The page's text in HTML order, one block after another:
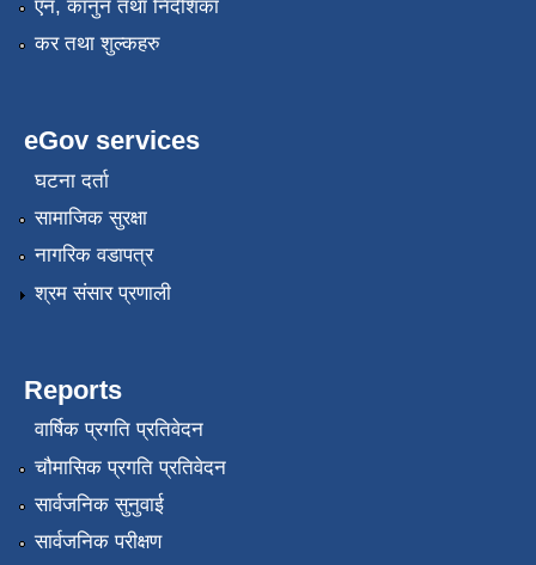
एन, कानुन तथा निर्देशिका
कर तथा शुल्कहरु
eGov services
घटना दर्ता
सामाजिक सुरक्षा
नागरिक वडापत्र
श्रम संसार प्रणाली
Reports
वार्षिक प्रगति प्रतिवेदन
चौमासिक प्रगति प्रतिवेदन
सार्वजनिक सुनुवाई
सार्वजनिक परीक्षण